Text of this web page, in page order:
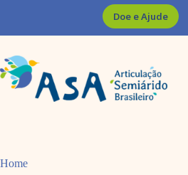
Doe e Ajude
Home